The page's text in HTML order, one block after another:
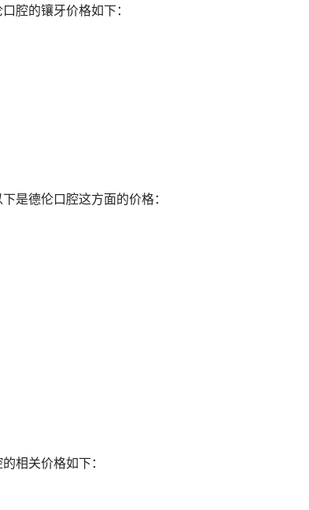
腔的镶牙价格如下：
是德伦口腔这方面的价格：
相关价格如下：